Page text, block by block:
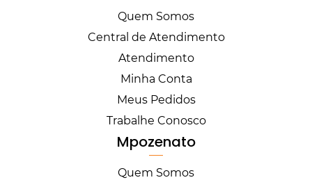
Quem Somos
Central de Atendimento
Atendimento
Minha Conta
Meus Pedidos
Trabalhe Conosco
Mpozenato
Quem Somos